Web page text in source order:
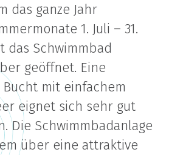
das ganze Jahr
1. Juli – 31.
das Schwimmbad
geöffnet. Eine
mit einfachem
eignet sich sehr gut
Die Schwimmbadanlage
über eine attraktive